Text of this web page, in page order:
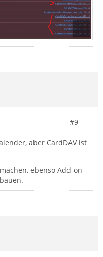
#9
aber CardDAV ist
ebenso Add-on